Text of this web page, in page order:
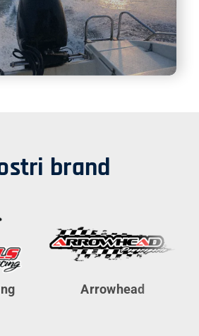
brand
Arrowhead